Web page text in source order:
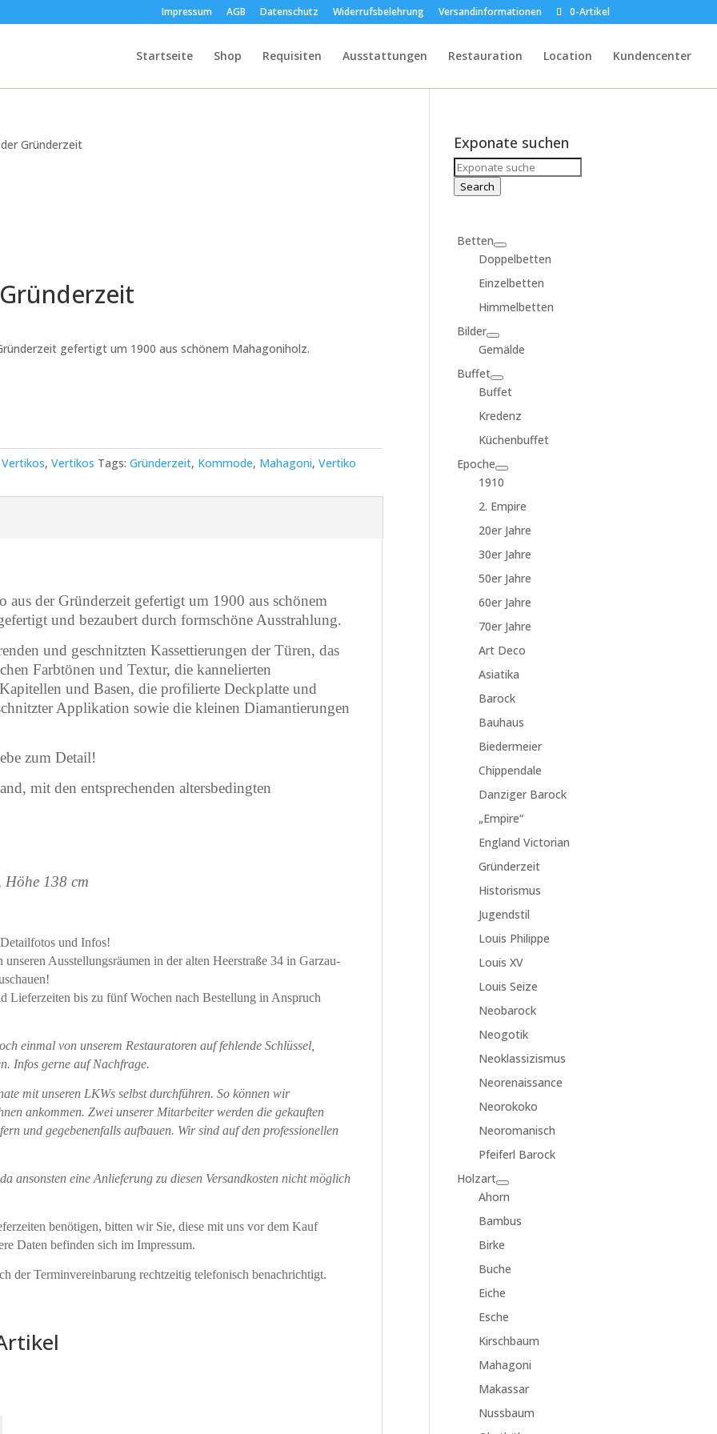
Impressum AGB Datenschutz Widerrufsbelehrung Versandinformationen 0-Artikel
Startseite Shop Requisiten Ausstattungen Restauration Location Kundencenter
Gründerzeit
gefertigt um 1900 aus schönem Mahagoniholz.
Vertikos,Vertikos Tags:Gründerzeit, Kommode, Mahagoni,Vertiko
aus der Gründerzeit gefertigt um 1900 aus schönem
und bezaubert durch formschöne Ausstrahlung.
und geschnitzten Kassettierungen der Türen, das
Farbtönen und Textur, die kannelierten
und Basen, die profilierte Deckplatte und
Applikation sowie die kleinen Diamantierungen
zum Detail!
mit den entsprechenden altersbedingten
Höhe 138 cm
und Infos!
Ausstellungsräumen in der alten Heerstraße 34 in Garzau-
Lieferzeiten bis zu fünf Wochen nach Bestellung in Anspruch
einmal von unserem Restauratoren auf fehlende Schlüssel,
Infos gerne auf Nachfrage.
mit unseren LKWs selbst durchführen. So können wir
ankommen. Zwei unserer Mitarbeiter werden die gekauften
und gegebenenfalls aufbauen. Wir sind auf den professionellen
ansonsten eine Anlieferung zu diesen Versandkosten nicht möglich
benötigen, bitten wir Sie, diese mit uns vor dem Kauf
Daten befinden sich im Impressum.
der Terminvereinbarung rechtzeitig telefonisch benachrichtigt.
Exponate suchen
Search
for:
Search
Betten
Doppelbetten
Einzelbetten
Himmelbetten
Bilder
Gemälde
Buffet
Buffet
Kredenz
Küchenbuffet
Epoche
1910
2. Empire
20er Jahre
30er Jahre
50er Jahre
60er Jahre
70er Jahre
Art Deco
Asiatika
Barock
Bauhaus
Biedermeier
Chippendale
Danziger Barock
„Empire“
England Victorian
Gründerzeit
Historismus
Jugendstil
Louis Philippe
Louis XV
Louis Seize
Neobarock
Neogotik
Neoklassizismus
Neorenaissance
Neorokoko
Neoromanisch
Pfeiferl Barock
Holzart
Ahorn
Bambus
Birke
Buche
Eiche
Esche
Kirschbaum
Mahagoni
Makassar
Nussbaum